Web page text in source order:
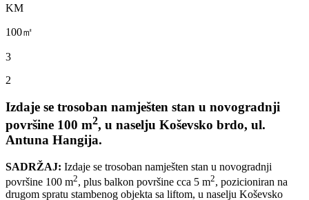
KM
100㎡
3
2
Izdaje se trosoban namješten stan u novogradnji
površine 100 m2, u naselju Koševsko brdo, ul.
Antuna Hangija.
SADRŽAJ: Izdaje se trosoban namješten stan u novogradnji
površine 100 m2, plus balkon površine cca 5 m2, pozicioniran na
drugom spratu stambenog objekta sa liftom, u naselju Koševsko